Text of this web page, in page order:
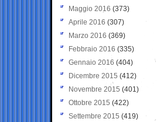
Maggio 2016 (373)
Aprile 2016 (307)
Marzo 2016 (369)
Febbraio 2016 (335)
Gennaio 2016 (404)
Dicembre 2015 (412)
Novembre 2015 (401)
Ottobre 2015 (422)
Settembre 2015 (419)